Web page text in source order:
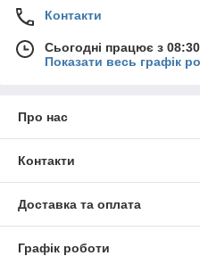
Контакти
Сьогодні працює з
Показати весь графік
Про нас
Контакти
Доставка та оплата
Графік роботи